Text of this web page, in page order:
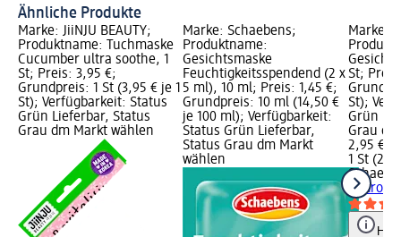
Ähnliche Produkte
Marke: JiiNJU BEAUTY;
Produktname: Tuchmaske
Cucumber ultra soothe, 1
St; Preis: 3,95 €;
Grundpreis: 1 St (3,95 € je 1
St); Verfügbarkeit: Status
Grün Lieferbar, Status
Grau dm Markt wählen
Marke: Schaebens;
Produktname:
Gesichtsmaske
Feuchtigkeitsspendend (2 x
5 ml), 10 ml; Preis: 1,45 €;
Grundpreis: 10 ml (14,50 €
je 100 ml); Verfügbarkeit:
Status Grün Lieferbar,
Status Grau dm Markt
wählen
Marke:
St;
St);
Grün
Grau
2,95 €
1 St